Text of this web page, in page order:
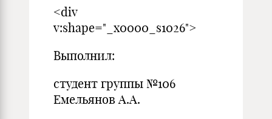
<div
v:shape="_x0000_s1026">
Выполнил:
студент группы №106
Емельянов А.А.